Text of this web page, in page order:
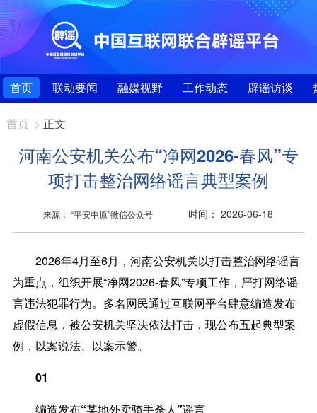
首页 联动要闻 融媒视野 工作动态 辟谣访谈
首页 > 正文
河南公安机关公布“净网2026-春风”专
项打击整治网络谣言典型案例
来源： “平安中原”微信公众号 时间： 2026-06-18
2026年4月至6月，河南公安机关以打击整治网络谣言
为重点，组织开展“净网2026-春风”专项工作，严打网络谣
言违法犯罪行为。多名网民通过互联网平台肆意编造发布
虚假信息，被公安机关坚决依法打击，现公布五起典型案
例，以案说法、以案示警。
01
编造发布“某地外卖骑手杀人”谣言